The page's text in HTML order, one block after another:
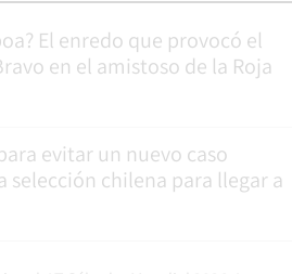
El enredo que provocó el
en el amistoso de la Roja
evitar un nuevo caso
selección chilena para llegar a